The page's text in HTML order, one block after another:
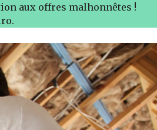
aux offres malhonnêtes !